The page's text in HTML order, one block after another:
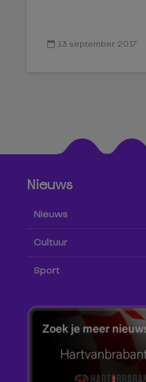
13 september 2017
Nieuws
Nieuws
Cultuur
Sport